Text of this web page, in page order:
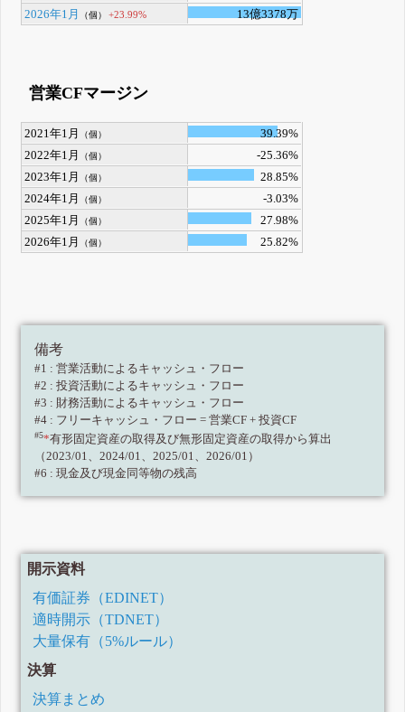
2026年1月
（個） +23.99% 13億3378万
営業CFマージン
2021年1月 （個）
39.39%
2022年1月
（個）
-25.36%
2023年1月
（個）
28.85%
2024年1月
（個）
-3.03%
2025年1月
（個）
27.98%
2026年1月
（個） 25.82%
備考
#1 : 営業活動によるキャッシュ・フロー
#2 : 投資活動によるキャッシュ・フロー
#3 : 財務活動によるキャッシュ・フロー
#4 : フリーキャッシュ・フロー = 営業CF + 投資CF
#5*有形固定資産の取得及び無形固定資産の取得から算出
（2023/01、2024/01、2025/01、2026/01）
#6 : 現金及び現金同等物の残高
開示資料
有価証券（EDINET）
適時開示（TDNET）
大量保有（5%ルール）
決算
決算まとめ